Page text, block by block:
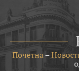
Почетна–